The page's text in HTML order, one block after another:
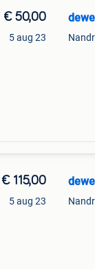
€ 50,00
5 aug 23
€ 115,00
5 aug 23